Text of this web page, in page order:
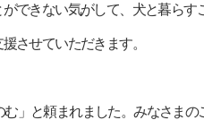
できない気がして、犬と暮ら
させていただきます。
」と頼まれました。みなさまの